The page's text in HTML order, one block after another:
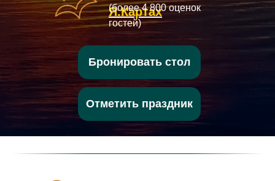
Отметить праздник
Бронировать стол
Я.Картах
(более 4 800 оценок
гостей)